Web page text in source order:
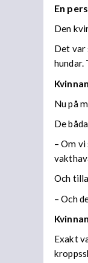
En
Den
Det var
hundar.
Nu på
De
– Om
Och
– Och
Exakt